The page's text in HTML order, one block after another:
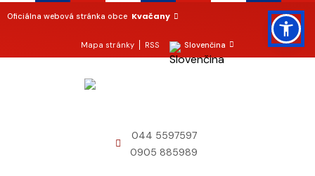
Oficiálna webová stránka obce Kvačany
Mapa stránky RSS Slovenčina
044 5597597
0905 885989